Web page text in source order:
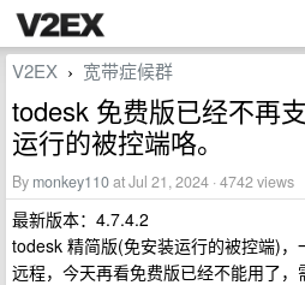
V2EX › 宽带症候群
todesk 免费版已经不再
运行的被控端咯。
By monkey110at Jul 21, 2024 · 4742 views
最新版本：4.7.4.2
todesk 精简版(免安装运行的被控端)
远程，今天再看免费版已经不能用了